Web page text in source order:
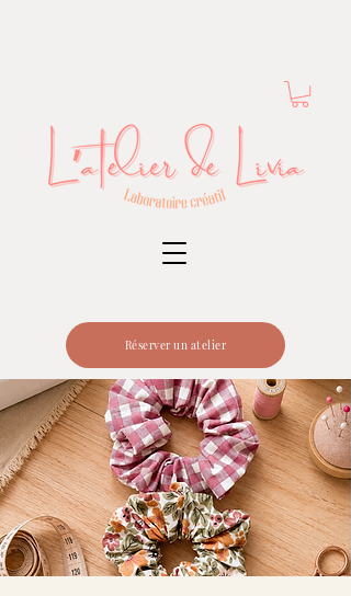
Réserver un atelier